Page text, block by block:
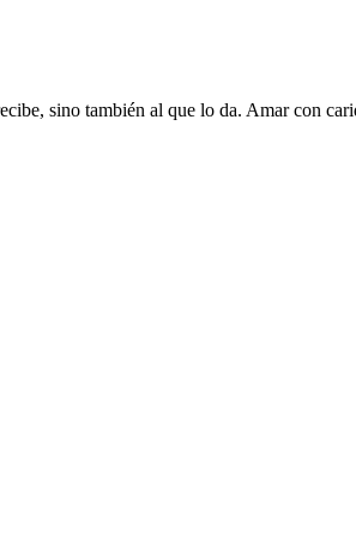
sino también al que lo da. Amar con